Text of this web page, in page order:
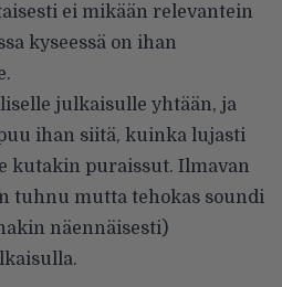
ei mikään relevantein
kyseessä on ihan
julkaisulle yhtään, ja
ihan siitä, kuinka lujasti
kutakin puraissut. Ilmavan
tuhnu mutta tehokas soundi
näennäisesti)